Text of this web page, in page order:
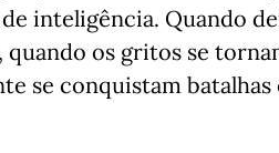
inteligência. Quando
os gritos se
se conquistam batalhas